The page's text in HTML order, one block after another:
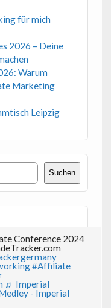
für mich
2026 – Deine
Warum
Marketing
Leipzig
Suchen
Conference 2024
#Affiliate
♬ Imperial
- Imperial